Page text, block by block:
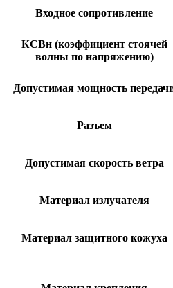
Входное сопротивление
КСВн (коэффициент стоячей
волны по напряжению)
Допустимая мощность
Разъем
Допустимая скорость ветра
Материал излучателя
Материал защитного кожуха